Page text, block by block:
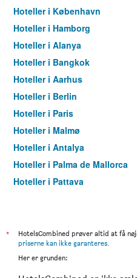
Hoteller i København
Hoteller i Hamborg
Hoteller i Alanya
Hoteller i Bangkok
Hoteller i Aarhus
Hoteller i Berlin
Hoteller i Paris
Hoteller i Malmø
Hoteller i Antalya
Hoteller i Palma de Mallorca
Hoteller i Pattaya
Hoteller i Maspalomas
Hoteller i Göteborg
*
HotelsCombined prøver altid at få
priserne kan ikke garanteres.
Her er grunden: